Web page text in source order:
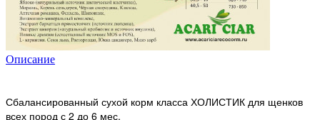
Описание
Сбалансированный сухой корм класса ХОЛИСТИК для щенков
всех пород с 2 до 6 мес.